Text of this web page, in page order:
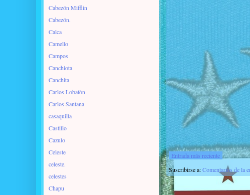
Entrada más reciente
Suscribirse a:Comentarios de la
Cabezón Mifflin
Cabezón.
Calca
Camello
Campos
Canchiota
Canchita
Carlos Lobatòn
Carlos Santana
casaquilla
Castillo
Cazulo
Celeste
celeste.
celestes
Chapu